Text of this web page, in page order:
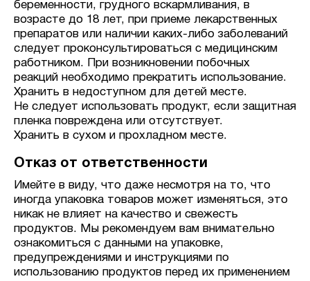
беременности, грудного вскармливания, в
возрасте до 18 лет, при приеме лекарственных
препаратов или наличии каких-либо заболеваний
следует проконсультироваться с медицинским
работником. При возникновении побочных
реакций необходимо прекратить использование.
Хранить в недоступном для детей месте.
Не следует использовать продукт, если защитная
пленка повреждена или отсутствует.
Хранить в сухом и прохладном месте.
Отказ от ответственности
Имейте в виду, что даже несмотря на то, что
иногда упаковка товаров может изменяться, это
никак не влияет на качество и свежесть
продуктов. Мы рекомендуем вам внимательно
ознакомиться с данными на упаковке,
предупреждениями и инструкциями по
использованию продуктов перед их применением